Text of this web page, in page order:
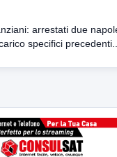
arrestati due
specifici precedenti...